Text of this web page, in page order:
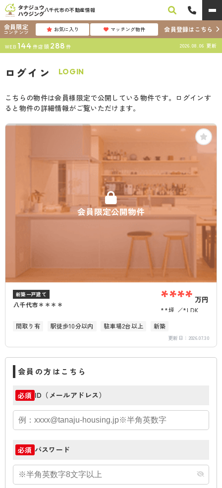
八千代市の不動産情報
会員限定
コンテンツ お気に入り マッチング物件 会員登録はこちら
WEB 144 件店頭 288 件 2026.08.06 更新
ログイン LOGIN
こちらの物件は会員様限定で公開している物件です。ログインす
ると物件の詳細情報がご覧いただけます。
会員限定公開物件
新築一戸建て
八千代市＊＊＊＊ **** 万円
**坪
*LDK
間取り有
駅徒歩10分以内 駐車場2台以上 新築
更新日： 2026.07.30
会員の方はこちら
必須 ID（メールアドレス）
必須 パスワード